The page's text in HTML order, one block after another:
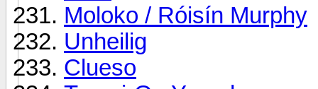
Moloko / Róisín Murphy
Unheilig
Clueso